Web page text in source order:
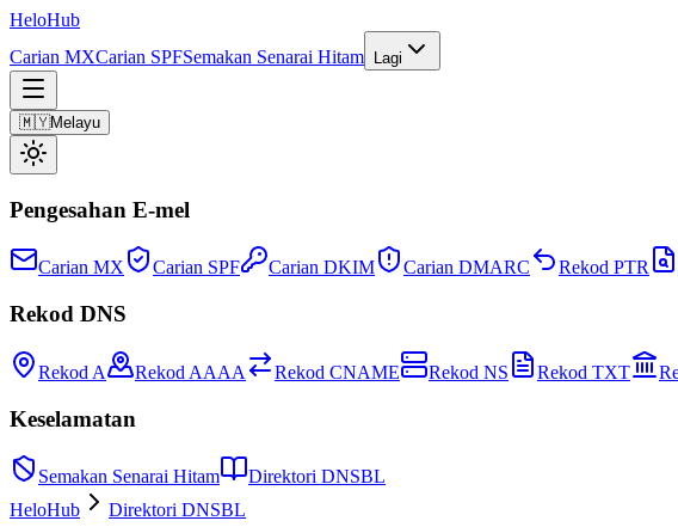
HeloHub
Carian MXCarian SPFSemakan Senarai Hitam Lagi
🇲🇾Melayu
Pengesahan E-mel
Carian MX Carian SPF Carian DKIM Carian DMARC Rekod PTR
Rekod DNS
Rekod A Rekod AAAA Rekod CNAME Rekod NS Rekod TXT
Keselamatan
Semakan Senarai Hitam
Direktori DNSBL
HeloHub
Direktori DNSBL